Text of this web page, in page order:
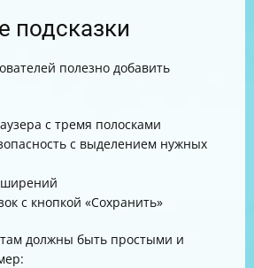
подсказки
полезно добавить
с тремя полосками
с выделением нужных
с кнопкой «Сохранить»
должны быть простыми и